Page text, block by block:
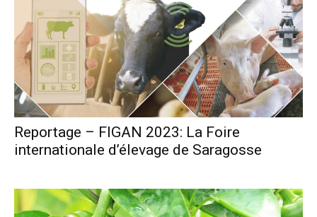
Reportage – FIGAN 2023: La Foire
internationale d’élevage de Saragosse